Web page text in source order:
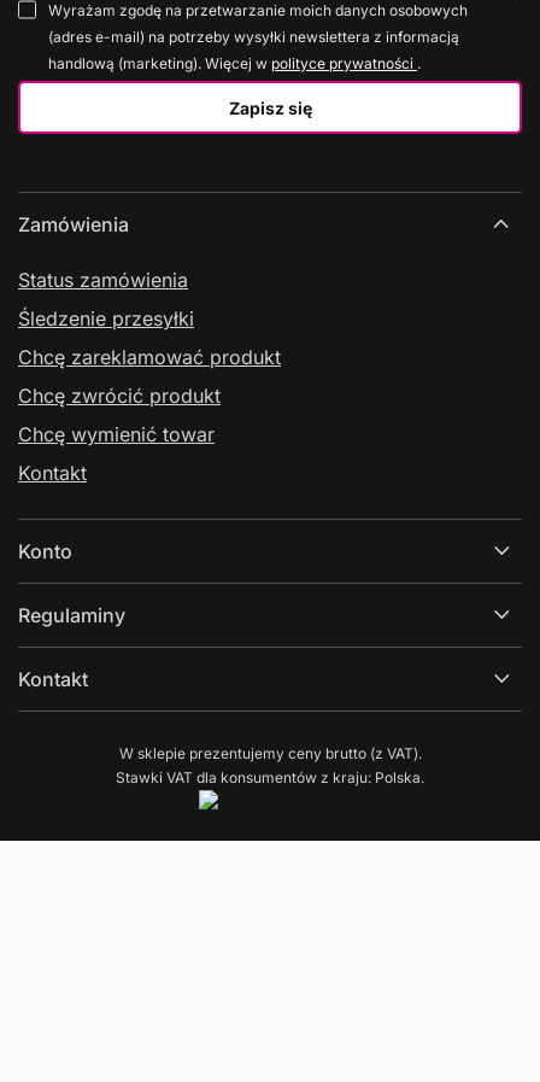
Zapisz się
Wyrażam zgodę na przetwarzanie moich danych osobowych
(adres e-mail) na potrzeby wysyłki newslettera z informacją
handlową (marketing). Więcej w polityce prywatności .
Zamówienia
Status zamówienia
Śledzenie przesyłki
Chcę zareklamować produkt
Chcę zwrócić produkt
Chcę wymienić towar
Kontakt
Konto
Regulaminy
Kontakt
W sklepie prezentujemy ceny brutto (z VAT).
Stawki VAT dla konsumentów z kraju: Polska.